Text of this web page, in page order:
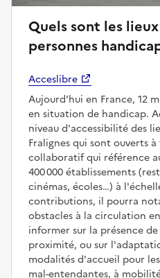
Quels sont les
personnes
Acceslibre
Aujourd'hui en France, 12
en situation de handicap.
niveau d'accessibilité des
Fralignes qui sont ouverts
collaboratif qui référence
400 000 établissements
cinémas, écoles…) à
contributions, il pourra
obstacles à la circulation
informer sur la présence
proximité, ou sur
modalités d'accueil pour
mal-entendantes, à